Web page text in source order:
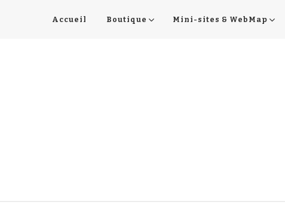
Accueil Boutique Mini-sites & WebMap